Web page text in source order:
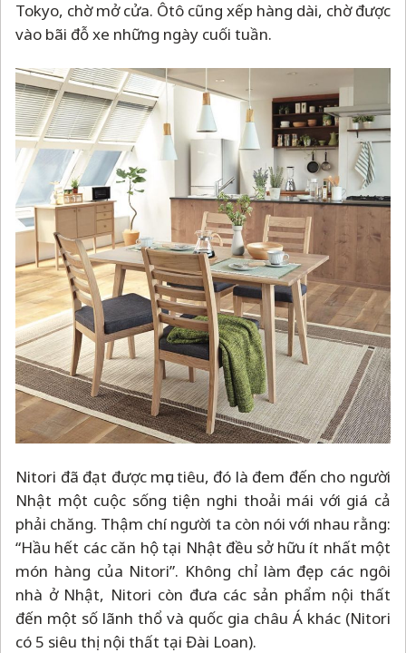
Tokyo, chờ mở cửa. Ôtô cũng xếp hàng dài, chờ được
vào bãi đỗ xe những ngày cuối tuần.
Nitori đã đạt được mục tiêu, đó là đem đến cho người
Nhật một cuộc sống tiện nghi thoải mái với giá cả
phải chăng. Thậm chí người ta còn nói với nhau rằng:
“Hầu hết các căn hộ tại Nhật đều sở hữu ít nhất một
món hàng của Nitori”. Không chỉ làm đẹp các ngôi
nhà ở Nhật, Nitori còn đưa các sản phẩm nội thất
đến một số lãnh thổ và quốc gia châu Á khác (Nitori
có 5 siêu thị nội thất tại Đài Loan).